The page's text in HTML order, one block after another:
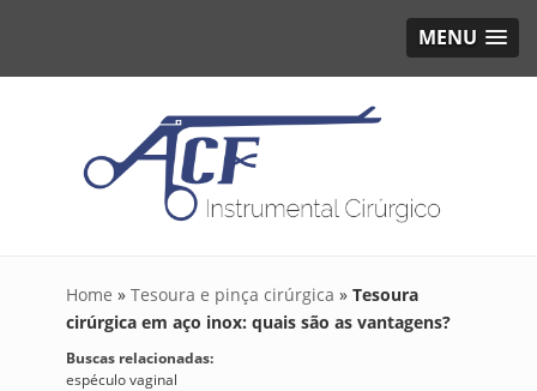
MENU
Home » Tesoura e pinça cirúrgica » Tesoura
cirúrgica em aço inox: quais são as vantagens?
Buscas relacionadas:
espéculo vaginal